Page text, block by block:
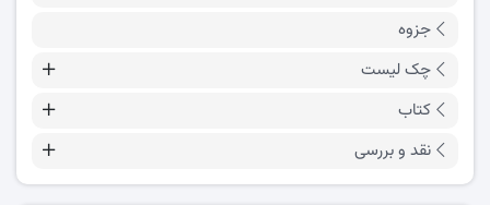
جزوه
چک لیست
کتاب
نقد و بررسی